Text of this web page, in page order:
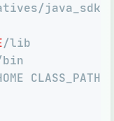
/lib
CLASS_PATH